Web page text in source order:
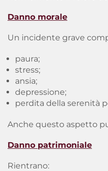
Danno morale
Un incidente grave
paura;
stress;
ansia;
depressione;
perdita della serenità
Anche questo aspetto
Danno patrimoniale
Rientrano: